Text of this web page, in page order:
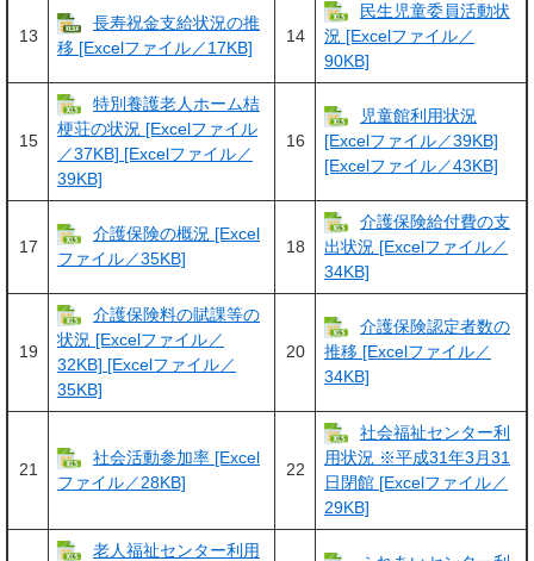
13
長寿祝金支給状況の推
移 [Excelファイル／17KB]
14
民生児童委員活動状
況 [Excelファイル／
90KB]
15
特別養護老人ホーム桔
梗荘の状況 [Excelファイル
／37KB] [Excelファイル／
39KB]
16
児童館利用状況
[Excelファイル／39KB]
[Excelファイル／43KB]
17
介護保険の概況 [Excel
ファイル／35KB]
18
介護保険給付費の支
出状況 [Excelファイル／
34KB]
19
介護保険料の賦課等の
状況 [Excelファイル／
32KB] [Excelファイル／
35KB]
20
介護保険認定者数の
推移 [Excelファイル／
34KB]
21
社会活動参加率 [Excel
ファイル／28KB]
22
社会福祉センター利
用状況 ※平成31年3月31
日閉館 [Excelファイル／
29KB]
老人福祉センター利用